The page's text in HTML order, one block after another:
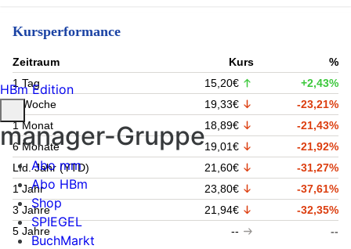
Kursperformance
Zeitraum Kurs
%
1 Tag
15,20€
+2,43%
1 Woche
19,33€
-23,21%
1 Monat
18,89€
-21,43%
6 Monate
19,01€
-21,92%
Lfd. Jahr (YTD)
21,60€
-31,27%
1 Jahr
23,80€
-37,61%
3 Jahre
21,94€
-32,35%
5 Jahre
-- --
HBm Edition
manager-Gruppe
Abo mm
Abo HBm
Shop
SPIEGEL
BuchMarkt